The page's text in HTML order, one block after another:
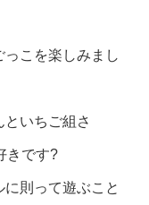
っこを楽しみまし
いちご組さ
きです?
則って遊ぶこと